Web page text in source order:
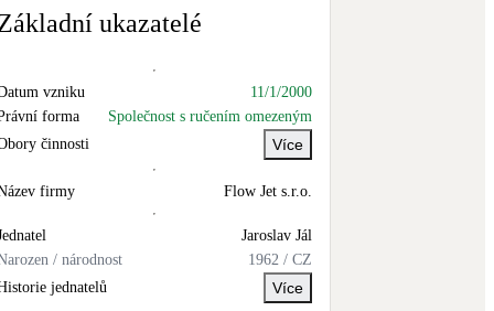
Tepelná čerpadla na chlazení
/ krby
zdroje vytápění
ukazatelé
vzniku
11/1/2000
forma
Společnost s ručením omezeným
činnosti
Více
firmy Flow Jet s.r.o.
Jaroslav Jál
/ národnost
1962 / CZ
jednatelů
Více